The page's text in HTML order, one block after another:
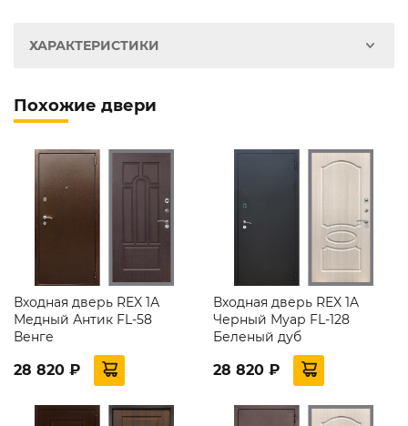
ХАРАКТЕРИСТИКИ
Похожие двери
Входная дверь REX 1А
Медный Антик FL-58
Венге
28 820 ₽
Входная дверь REX 1A
Черный Муар FL-128
Беленый дуб
28 820 ₽